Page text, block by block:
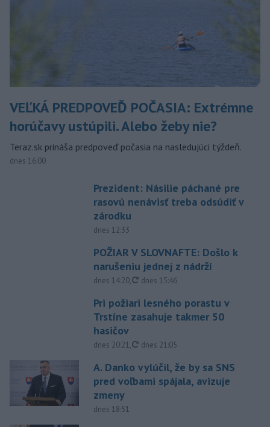
VEĽKÁ PREDPOVEĎ POČASIA: Extrémne
horúčavy ustúpili. Alebo žeby nie?
Teraz.sk prináša predpoveď počasia na nasledujúci týždeň.
dnes 16:00
Prezident: Násilie páchané pre
rasovú nenávisť treba odsúdiť v
zárodku
dnes 12:33
POŽIAR V SLOVNAFTE: Došlo k
narušeniu jednej z nádrží
dnes 14:20, aktualizované
dnes 15:46
Pri požiari lesného porastu v
Trstíne zasahuje takmer 50
hasičov
dnes 20:21, aktualizované
dnes 21:05
A. Danko vylúčil, že by sa SNS
pred voľbami spájala, avizuje
zmeny
dnes 18:51